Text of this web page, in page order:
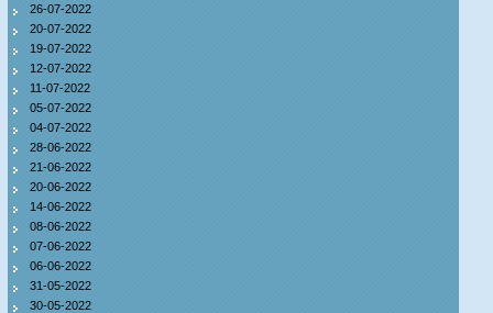
26-07-2022
20-07-2022
19-07-2022
12-07-2022
11-07-2022
05-07-2022
04-07-2022
28-06-2022
21-06-2022
20-06-2022
14-06-2022
08-06-2022
07-06-2022
06-06-2022
31-05-2022
30-05-2022